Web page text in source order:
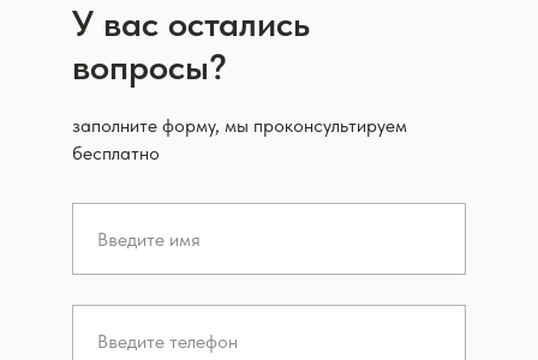
У вас остались
вопросы?
заполните форму, мы проконсультируем
бесплатно